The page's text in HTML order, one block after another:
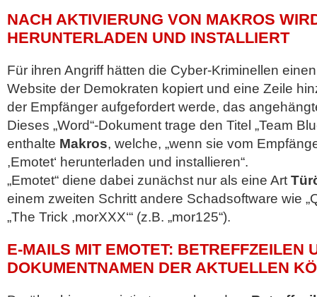
NACH AKTIVIERUNG VON MAKROS
HERUNTERLADEN UND INSTALLIERT
Für ihren Angriff hätten die Cyber-Kriminellen
Website der Demokraten kopiert und eine Zeile
der Empfänger aufgefordert werde, das
Dieses „Word“-Dokument trage den Titel „Team
enthalte Makros, welche, „wenn sie vom
,Emotet‘ herunterladen und installieren“.
„Emotet“ diene dabei zunächst nur als eine Art
einem zweiten Schritt andere Schadsoftware wie
„The Trick ,morXXX‘“ (z.B. „mor125“).
E-MAILS MIT EMOTET: BETREFFZEILEN
DOKUMENTNAMEN DER AKTUELLEN